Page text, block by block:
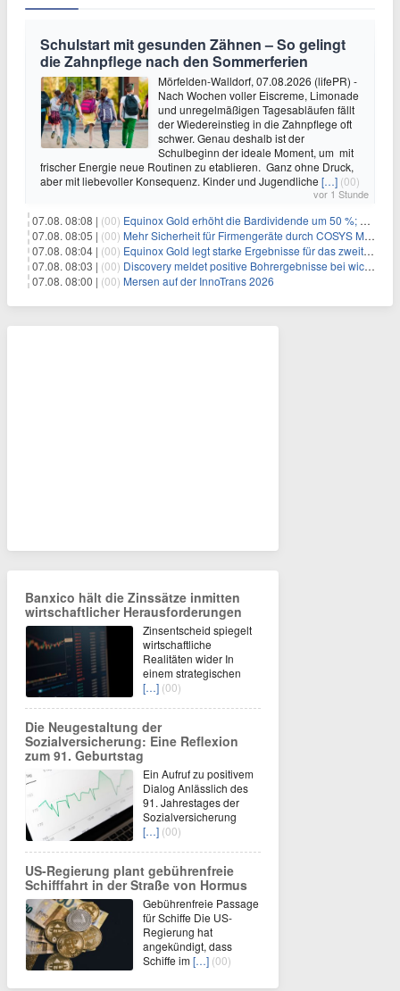
Schulstart mit gesunden Zähnen – So gelingt
die Zahnpflege nach den Sommerferien
Mörfelden-Walldorf, 07.08.2026 (lifePR) -
Nach Wochen voller Eiscreme, Limonade
und unregelmäßigen Tagesabläufen fällt
der Wiedereinstieg in die Zahnpflege oft
schwer. Genau deshalb ist der
Schulbeginn der ideale Moment, um mit
frischer Energie neue Routinen zu etablieren. Ganz ohne Druck,
aber mit liebevoller Konsequenz. Kinder und Jugendliche […] (00)
vor 1 Stunde
07.08. 08:08 | (00) Equinox Gold erhöht die Bardividende um 50 %; kündigt vierteljährliche Bardividende von 0,0225 US-Dollar pro Stammaktie an
07.08. 08:05 | (00) Mehr Sicherheit für Firmengeräte durch COSYS MDM
07.08. 08:04 | (00) Equinox Gold legt starke Ergebnisse für das zweite Quartal vor
07.08. 08:03 | (00) Discovery meldet positive Bohrergebnisse bei wichtigen Wachstumsprojekten, Ressourcenschätzungen für Dome und TVZ liegen im Zeitplan für Ende 2026
07.08. 08:00 | (00) Mersen auf der InnoTrans 2026
Banxico hält die Zinssätze inmitten
wirtschaftlicher Herausforderungen
Zinsentscheid spiegelt
wirtschaftliche
Realitäten wider In
einem strategischen
[…] (00)
Die Neugestaltung der
Sozialversicherung: Eine Reflexion
zum 91. Geburtstag
Ein Aufruf zu positivem
Dialog Anlässlich des
91. Jahrestages der
Sozialversicherung
[…] (00)
US-Regierung plant gebührenfreie
Schifffahrt in der Straße von Hormus
Gebührenfreie Passage
für Schiffe Die US-
Regierung hat
angekündigt, dass
Schiffe im[…] (00)